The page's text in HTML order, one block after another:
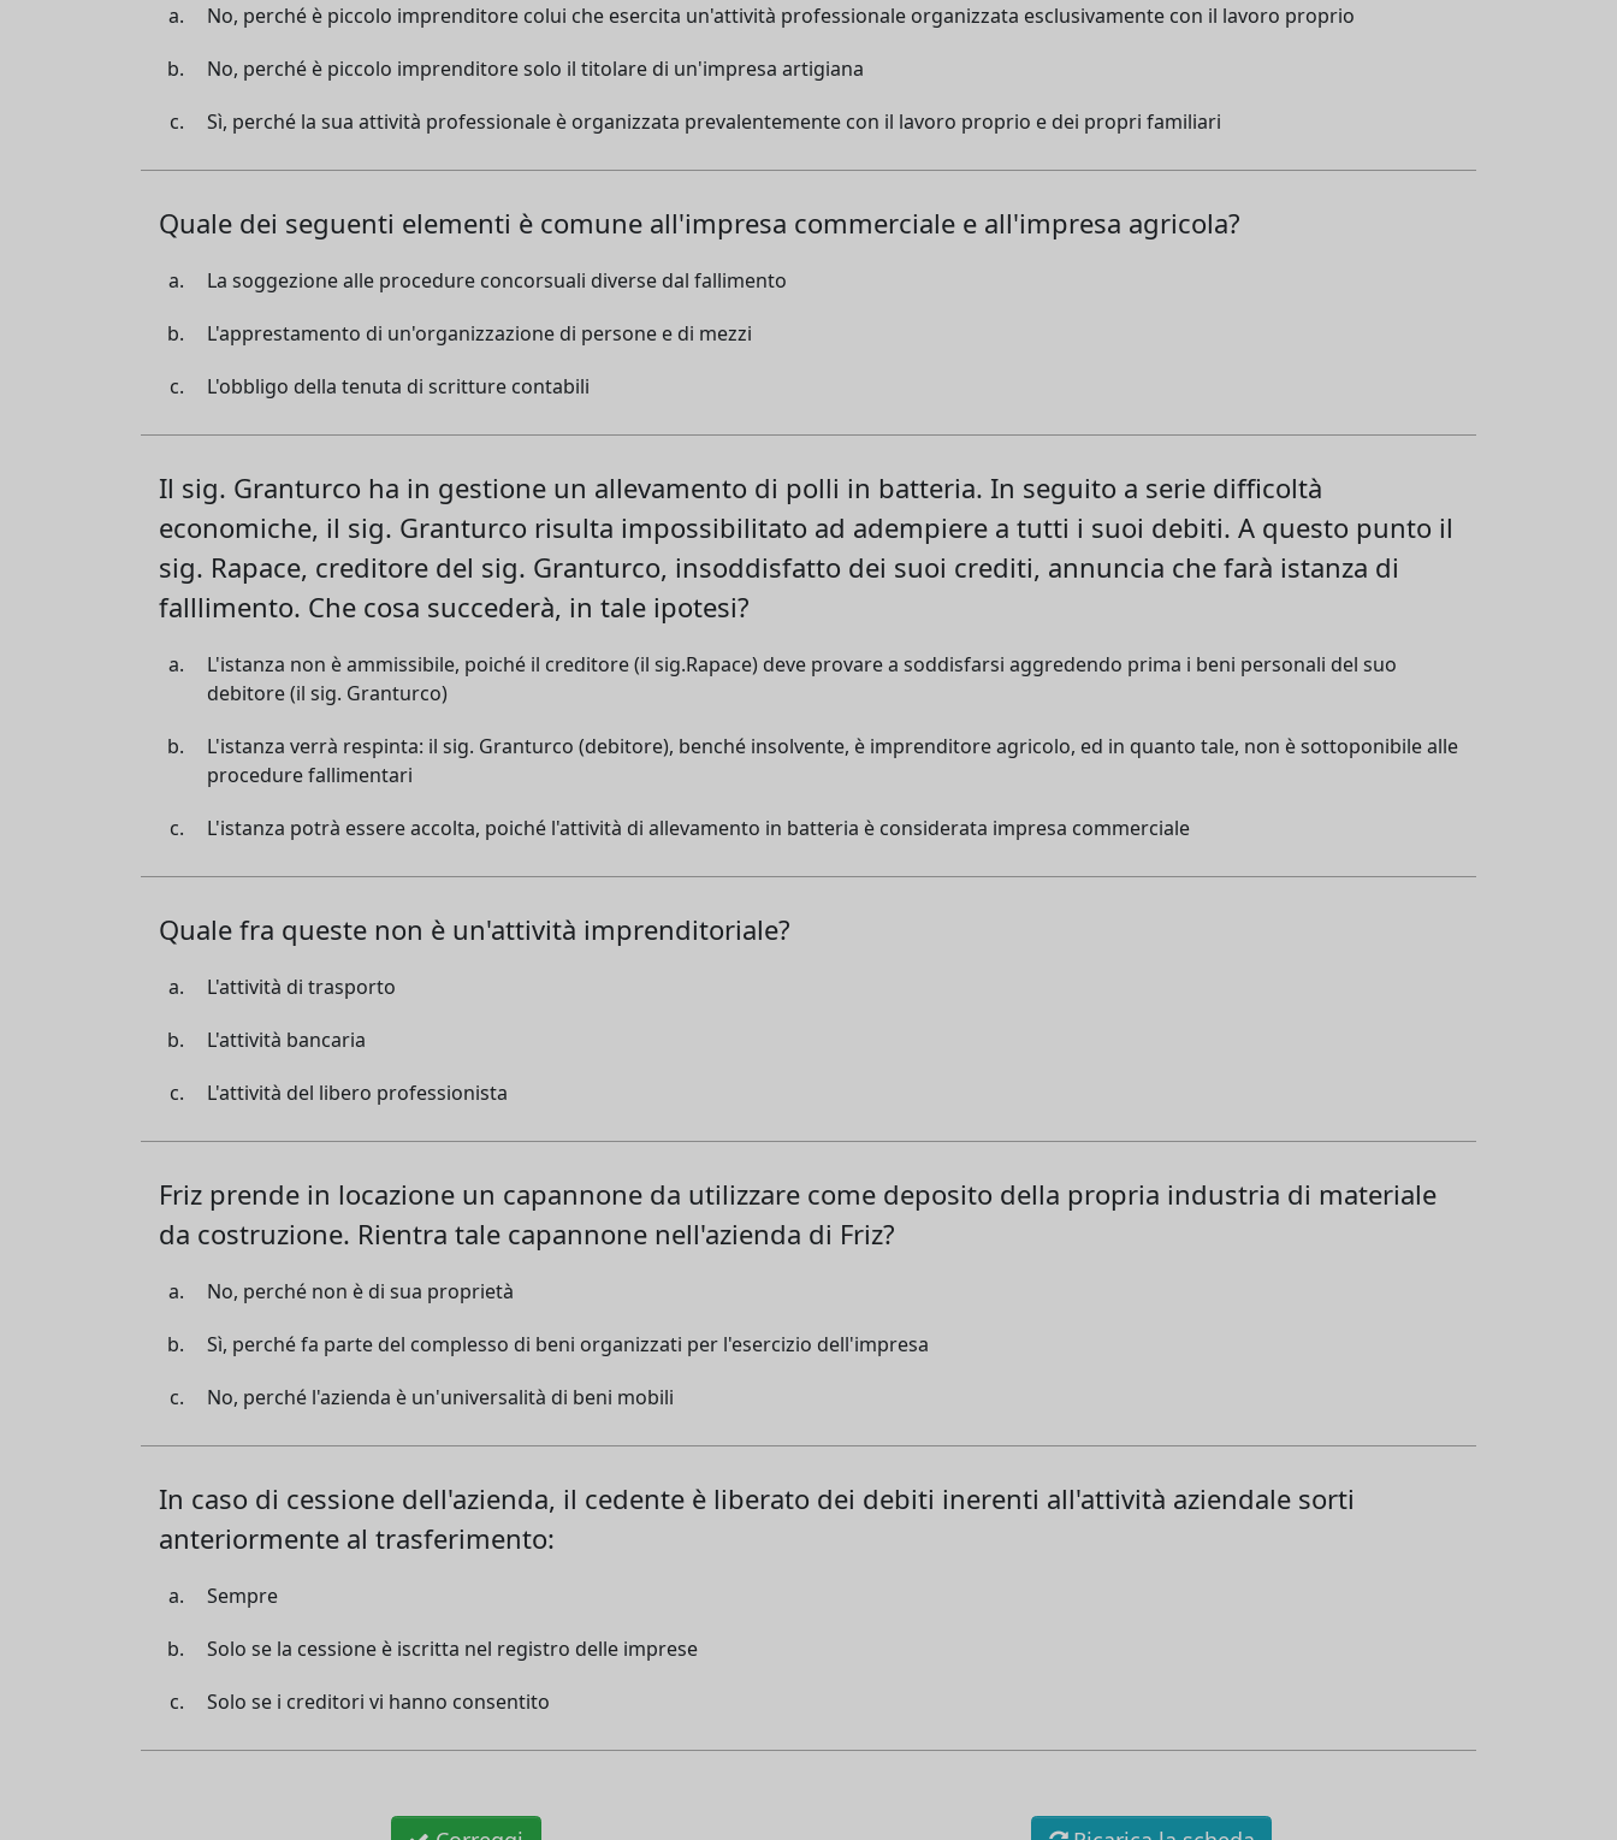
No, perché è piccolo imprenditore colui che esercita un'attività professionale organizzata esclusivamente con il lavoro proprio
No, perché è piccolo imprenditore solo il titolare di un'impresa artigiana
Sì, perché la sua attività professionale è organizzata prevalentemente con il lavoro proprio e dei propri familiari
Quale dei seguenti elementi è comune all'impresa commerciale e all'impresa agricola?
La soggezione alle procedure concorsuali diverse dal fallimento
L'apprestamento di un'organizzazione di persone e di mezzi
L'obbligo della tenuta di scritture contabili
Il sig. Granturco ha in gestione un allevamento di polli in batteria. In seguito a serie difficoltà
economiche, il sig. Granturco risulta impossibilitato ad adempiere a tutti i suoi debiti. A questo punto il
sig. Rapace, creditore del sig. Granturco, insoddisfatto dei suoi crediti, annuncia che farà istanza di
falllimento. Che cosa succederà, in tale ipotesi?
L'istanza non è ammissibile, poiché il creditore (il sig.Rapace) deve provare a soddisfarsi aggredendo prima i beni personali del suo
debitore (il sig. Granturco)
L'istanza verrà respinta: il sig. Granturco (debitore), benché insolvente, è imprenditore agricolo, ed in quanto tale, non è sottoponibile alle
procedure fallimentari
L'istanza potrà essere accolta, poiché l'attività di allevamento in batteria è considerata impresa commerciale
Quale fra queste non è un'attività imprenditoriale?
L'attività di trasporto
L'attività bancaria
L'attività del libero professionista
Friz prende in locazione un capannone da utilizzare come deposito della propria industria di materiale
da costruzione. Rientra tale capannone nell'azienda di Friz?
No, perché non è di sua proprietà
Sì, perché fa parte del complesso di beni organizzati per l'esercizio dell'impresa
No, perché l'azienda è un'universalità di beni mobili
In caso di cessione dell'azienda, il cedente è liberato dei debiti inerenti all'attività aziendale sorti
anteriormente al trasferimento:
Sempre
Solo se la cessione è iscritta nel registro delle imprese
Solo se i creditori vi hanno consentito